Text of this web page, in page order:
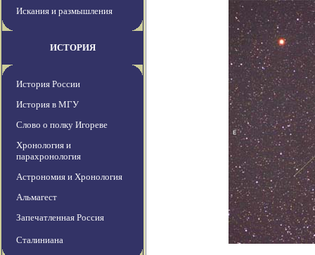
Искания и размышления
ИСТОРИЯ
История России
История в МГУ
Слово о полку Игореве
Хронология и
парахронология
Астрономия и Хронология
Альмагест
Запечатленная Россия
Сталиниана